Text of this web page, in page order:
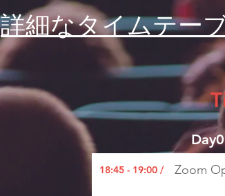
詳細なタイムテー
18:45 - 19:00 / Zoom